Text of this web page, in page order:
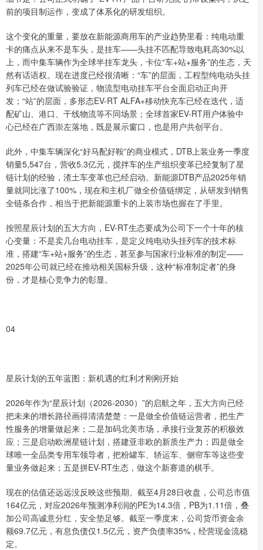
前的项目制运作，变成了体系化的研发组织。
这个变化的重量，要放在新能源商用车的产业趋势里看：纯电动重
卡的痛点从来不是车头，是挂车——头挂不匹配导致电耗高30%以
上，而中集车辆作为全球半挂车龙头，卡位“车+站+服务”的生态，天
然有话语权。现在进度已经很清晰：“车”的层面，工程型纯电动头挂
列车已经在做试验验证，物流型电动挂车平台全面启动正向开
发；“站”的层面，多形态EV-RT ALFA+移动快充车已经在迭代，适
配矿山、港口、干线物流等不同场景；全球首家EV-RT用户体验中
心已经在广西崇左落地，既是展示窗口，也是用户共创平台。
此外，中集车辆深化“好马配好鞍”的商业模式，DTB上装业务一季度
销量5,547台，营收5.3亿元，搅拌车的生产组织变革已经复制了星
链计划的经验，渣土车变革也已经启动。新能源DTB产品2025年销
量就同比涨了100%，现在和主机厂做全价值链绑定，从研发到销售
全链条合作，相当于把新能源重卡的上装市场也握在了手里。
按照星辰计划的五大方向，EV-RT生态要成为公司下一个十年的核
心变量：不是卖几台电动挂车，是定义纯电动头挂列车的技术标
准，搭建“车+站+服务”的生态，甚至参与国家行业标准的制定——
2025年公司就已经在推动相关国标升级，这种“标准制定者”的身
份，才是核心竞争力的彰显。
04
星辰计划的五年蓝图：新机遇的红利才刚刚开始​
2026年作为“星辰计划（2026-2030）”的启航之年，五大方向已经
把未来的增长路径画得清清楚楚：一是做全价值链运营者，把生产
性服务的增量做起来；二是加码北美市场，承接行业复苏的积极效
应；三是启动欧洲星链计划，搭建亚非欧的新质生产力；四是做全
球唯一全品类专用车领导者，把粉罐车、轿运车、侧帘车等这些变
量业务做起来；五是拼EV-RT生态，做这个新赛道的棋手。
现在的估值还远远没反映这些预期。截至4月28日收盘，公司总市值
164亿元，对应2026年预测净利润的PE为14.3倍，PB为1.11倍，叠
加公司高诚意分红，安全垫足够。截至一季度末，公司货币资金余
额69.7亿元，有息负债仅1.5亿元，资产负债率35%，经营现金流稳
定。